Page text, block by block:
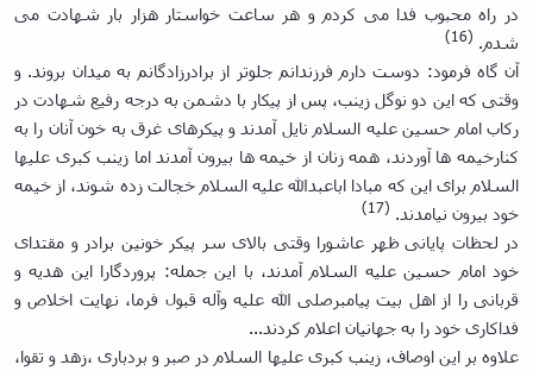
در راه محبوب فدا می کردم و هر ساعت خواستار هزار بار شهادت می
شدم. (16)
آن گاه فرمود: دوست دارم فرزندانم جلوتر از برادرزادگانم به میدان بروند. و
وقتی که این دو نوگل زینب، پس از پیکار با دشمن به درجه رفیع شهادت در
رکاب امام حسین علیه السلام نایل آمدند و پیکرهای غرق به خون آنان را به
کنارخیمه ها آوردند، همه زنان از خیمه ها بیرون آمدند اما زینب کبری علیها
السلام برای این که مبادا اباعبدالله علیه السلام خجالت زده شوند، از خیمه
خود بیرون نیامدند. (17)
در لحظات پایانی ظهر عاشورا وقتی بالای سر پیکر خونین برادر و مقتدای
خود امام حسین علیه السلام آمدند، با این جمله: پروردگارا این هدیه و
قربانی را از اهل بیت پیامبرصلی الله علیه وآله قبول فرما، نهایت اخلاص و
فداکاری خود را به جهانیان اعلام کردند...
علاوه بر این اوصاف، زینب کبری علیها السلام در صبر و بردباری ،زهد و تقوا،